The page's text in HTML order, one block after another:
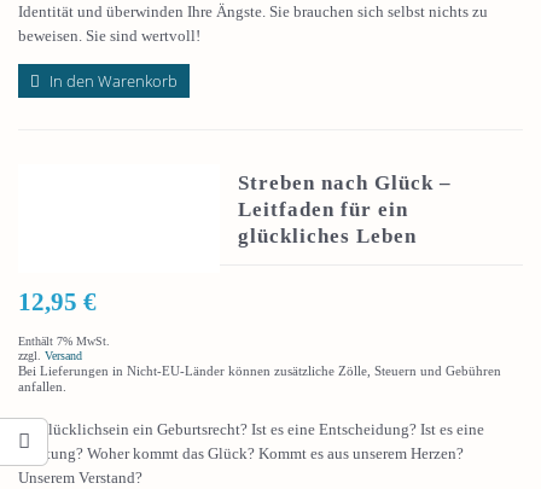
Identität und überwinden Ihre Ängste. Sie brauchen sich selbst nichts zu
beweisen. Sie sind wertvoll!
In den Warenkorb
Streben nach Glück –
Leitfaden für ein
glückliches Leben
12,95 €
Enthält 7% MwSt.
zzgl. Versand
Bei Lieferungen in Nicht-EU-Länder können zusätzliche Zölle, Steuern und Gebühren
anfallen.
Ist Glücklichsein ein Geburtsrecht? Ist es eine Entscheidung? Ist es eine
Leistung? Woher kommt das Glück? Kommt es aus unserem Herzen?
Unserem Verstand?